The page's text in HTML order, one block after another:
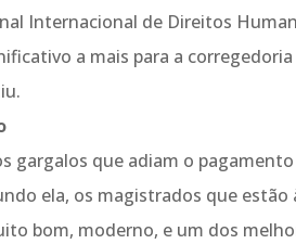
Internacional de Direitos
a mais para a
gargalos que adiam o
ela, os magistrados que
bom, moderno, e um dos